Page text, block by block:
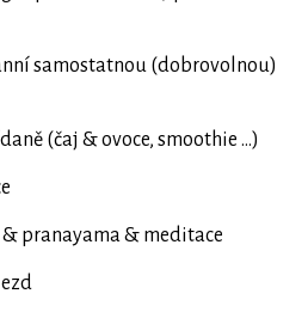
samostatnou (dobrovolnou)
(čaj & ovoce, smoothie …)
& pranayama & meditace